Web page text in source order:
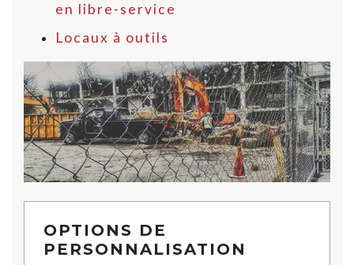
en libre-service
Locaux à outils
OPTIONS DE
PERSONNALISATION